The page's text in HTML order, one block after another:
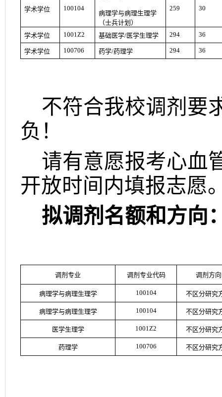
学术学位 100104
病理学与病理生理学
（士兵计划）
259 30
学术学位 1001Z2 基础医学/医学生理学 294 36
学术学位 100706 药学/药理学 294 36
不符合我校调剂要
负！
请有意愿报考心血
开放时间内填报志愿
拟调剂名额和方向
调剂专业 调剂专业代码 调剂方向
病理学与病理生理学 100104 不区分研究
病理学与病理生理学 100104 不区分研究
医学生理学 1001Z2 不区分研究
药理学 100706 不区分研究